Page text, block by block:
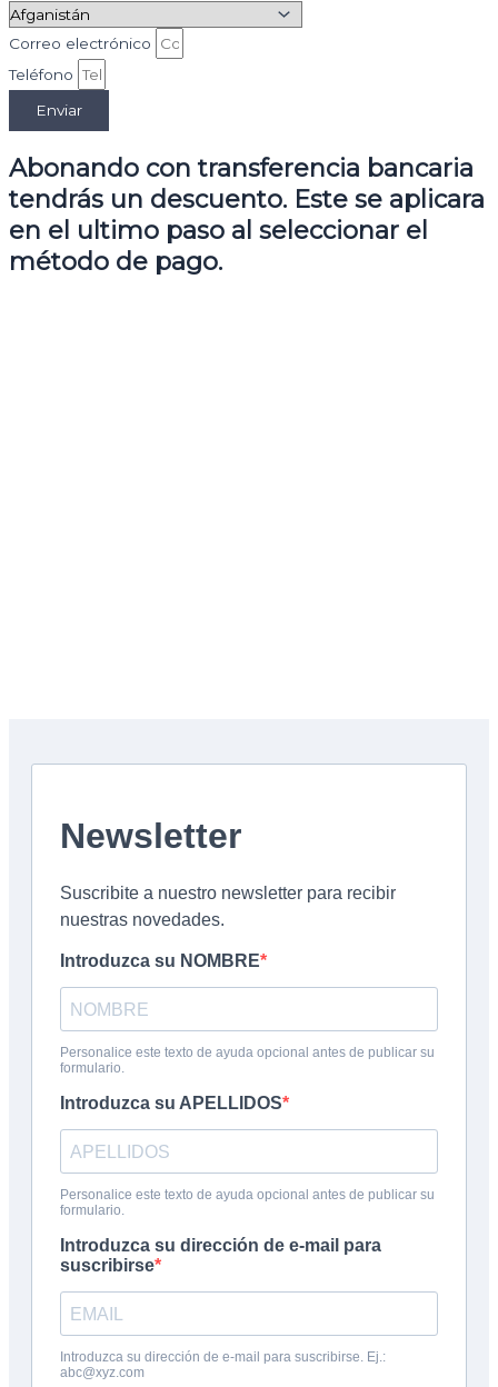
Correo electrónico
Teléfono
Enviar
Abonando con transferencia bancaria
tendrás un descuento. Este se aplicara
en el ultimo paso al seleccionar el
método de pago.